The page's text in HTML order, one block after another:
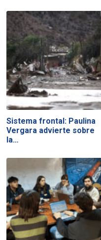
Sistema frontal: Paulina
Vergara advierte sobre
la…